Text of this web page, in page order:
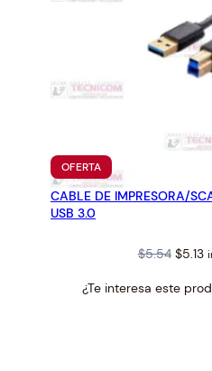
OFERTAPRODUCTO
EN
OFERTA
CABLE DE IMPRESORA/
USB 3.0
$5.54
was:
$5.13
¿Te interesa este